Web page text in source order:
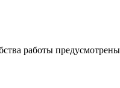
работы